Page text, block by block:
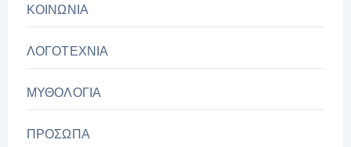
ΚΟΙΝΩΝΙΑ
ΛΟΓΟΤΕΧΝΙΑ
ΜΥΘΟΛΟΓΙΑ
ΠΡΟΣΩΠΑ